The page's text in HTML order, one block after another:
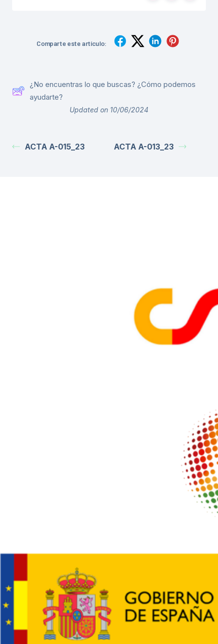
Comparte este artículo:
¿No encuentras lo que buscas? ¿Cómo podemos
ayudarte?
Updated on 10/06/2024
ACTA A-015_23 ACTA A-013_23